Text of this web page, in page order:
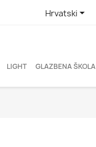
Hrvatski
LIGHT GLAZBENA ŠKOLA